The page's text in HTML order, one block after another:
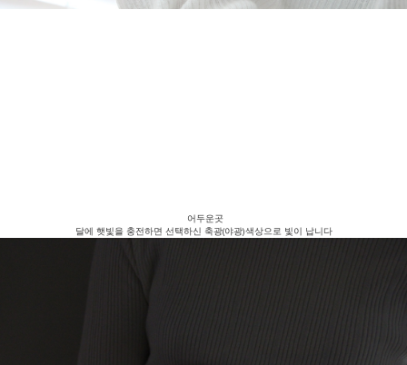
어두운곳
달에 햇빛을 충전하면 선택하신 축광(야광)색상으로 빛이 납니다